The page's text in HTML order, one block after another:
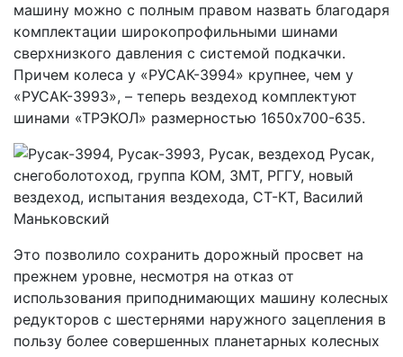
машину можно с полным правом назвать благодаря
комплектации широкопрофильными шинами
сверхнизкого давления с системой подкачки.
Причем колеса у «РУСАК-3994» крупнее, чем у
«РУСАК-3993», – теперь вездеход комплектуют
шинами «ТРЭКОЛ» размерностью 1650х700-635.
Это позволило сохранить дорожный просвет на
прежнем уровне, несмотря на отказ от
использования приподнимающих машину колесных
редукторов с шестернями наружного зацепления в
пользу более совершенных планетарных колесных